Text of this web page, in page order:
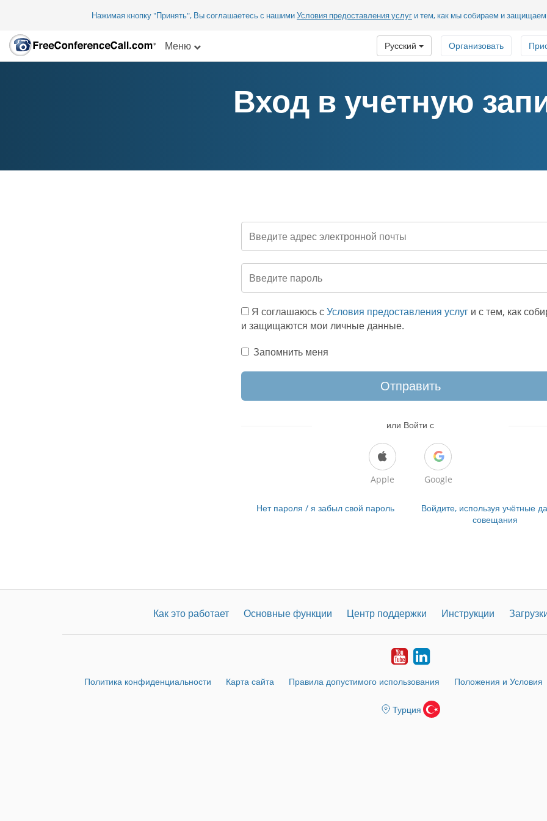
Нажимая кнопку "Принять", Вы соглашаетесь с нашимиУсловия предоставления услуг и тем, как мы собираем и
Меню Организовать
Русский
Вход в учетную
Я соглашаюсь сУсловия предоставления услуги с тем, как
и защищаются мои личные данные.
Запомнить меня
Отправить
или Войти с
Apple Google
Нет пароля / я забыл свой пароль
Войдите, используя учётные
совещания
Как это работает Основные функции Центр поддержки Инструкции
YoutubeLinkedIn
Политика конфиденциальности Карта сайта Правила допустимого использования Положения и Условия
Турция